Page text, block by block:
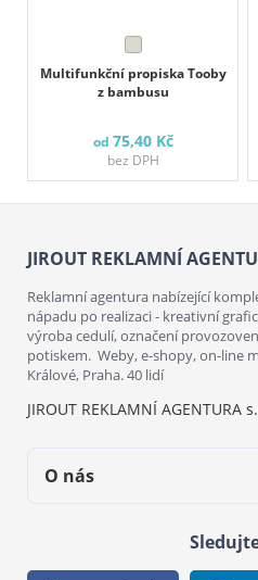
Multifunkční propiska Tooby
z bambusu
od 75,40 Kč
bez DPH
JIROUT REKLAMNÍ
Reklamní agentura nabízející
nápadu po realizaci - kreativní
výroba cedulí, označení
potiskem. Weby, e-shopy, on-line
Králové, Praha. 40 lidí
JIROUT REKLAMNÍ AGENTURA
O nás